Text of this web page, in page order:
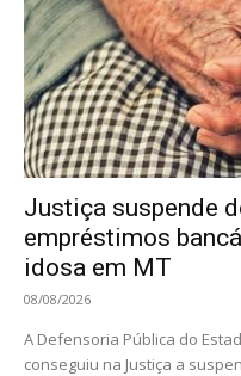
Justiça suspende
empréstimos
idosa em MT
08/08/2026
A Defensoria Pública do
conseguiu na Justiça a